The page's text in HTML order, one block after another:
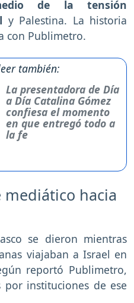
de la tensión
y Palestina. La historia
con Publimetro.
también:
La presentadora de Día
a Día Catalina Gómez
confiesa el momento
en que entregó todo a
la fe
hacia
se dieron mientras
viajaban a Israel en
reportó Publimetro,
instituciones de ese